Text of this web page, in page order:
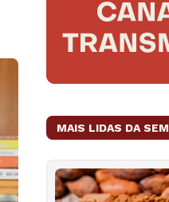
MAIS LIDAS DA